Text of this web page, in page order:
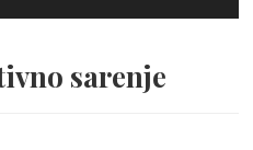
sarenje